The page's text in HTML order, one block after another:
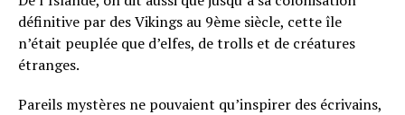
définitive par des Vikings au 9ème siècle, cette île
n’était peuplée que d’elfes, de trolls et de créatures
étranges.
Pareils mystères ne pouvaient qu’inspirer des écrivains,